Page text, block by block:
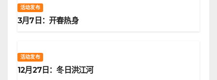
活动发布
3月7日：开春热身
活动发布
12月27日：冬日洪江河